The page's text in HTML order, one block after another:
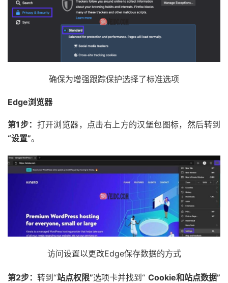
确保为增强跟踪保护选择了标准选项
Edge浏览器
第1步： 打开浏览器，点击右上方的汉堡包图标，然后转到
“设置”。
访问设置以更改Edge保存数据的方式
第2步：转到“站点权限”选项卡并找到“ Cookie和站点数据”